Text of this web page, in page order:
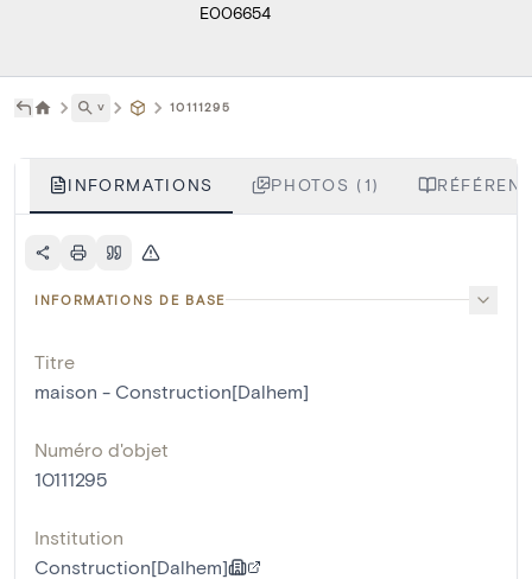
E006654
˅ 10111295
INFORMATIONS PHOTOS (1)
INFORMATIONS DE BASE
Titre
maison - Construction[Dalhem]
Numéro d'objet
10111295
Institution
Construction[Dalhem]